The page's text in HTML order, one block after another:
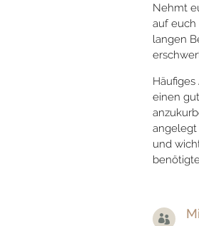
Nehmt
auf euch
langen
einen
angelegt
und
